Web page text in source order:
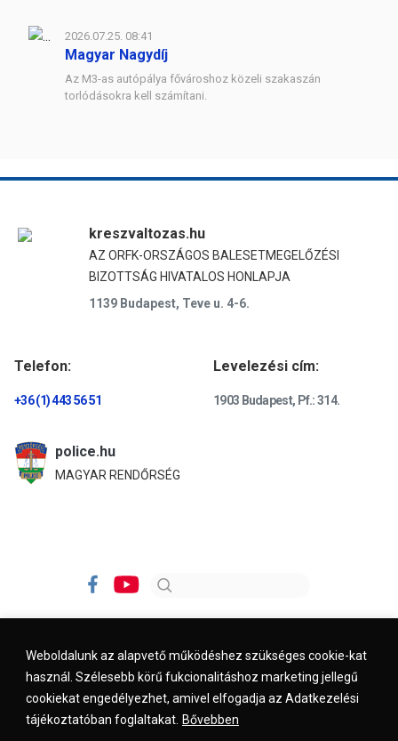
Weboldalunk az alapvető működéshez szükséges cookie-kat
használ. Szélesebb körű fukcionalitáshoz marketing jellegű
cookiekat engedélyezhet, amivel elfogadja az Adatkezelési
tájékoztatóban foglaltakat. Bővebben
2026.07.25. 08:41
Magyar Nagydíj
Az M3-as autópálya fővároshoz közeli szakaszán
torlódásokra kell számítani.
kreszvaltozas.hu
AZ ORFK-ORSZÁGOS BALESETMEGELŐZÉSI
BIZOTTSÁG HIVATALOS HONLAPJA
1139 Budapest, Teve u. 4-6.
Telefon:
+36 (1) 443 56 51
Levelezési cím:
1903 Budapest, Pf.: 314.
police.hu
MAGYAR RENDŐRSÉG
Impresszum Kapcsolat Jogi nyilatkozat